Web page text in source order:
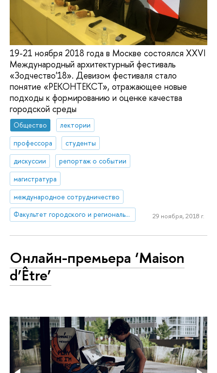
19-21 ноября 2018 года в Москве состоялся XXVI
Международный архитектурный фестиваль
«Зодчество'18». Девизом фестиваля стало
понятие «РЕКОНТЕКСТ», отражающее новые
подходы к формированию и оценке качества
городской среды
Общество
лектории
профессора
студенты
дискуссии
репортаж о событии
магистратура
международное сотрудничество
Факультет городского и регионального развития
29 ноября, 2018 г.
Онлайн-премьера ‘Maison
d’Être’